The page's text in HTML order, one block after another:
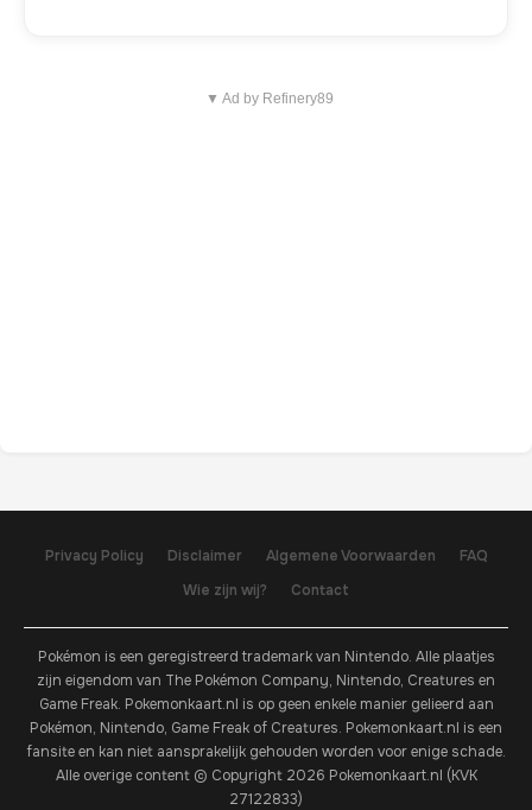
▼ Ad by Refinery89
Privacy Policy Disclaimer Algemene Voorwaarden
FAQ
Wie zijn wij?
Contact
Pokémon is een geregistreerd trademark van Nintendo. Alle plaatjes
zijn eigendom van The Pokémon Company, Nintendo, Creatures en
Game Freak. Pokemonkaart.nl is op geen enkele manier gelieerd aan
Pokémon, Nintendo, Game Freak of Creatures. Pokemonkaart.nl is een
fansite en kan niet aansprakelijk gehouden worden voor enige schade.
Alle overige content © Copyright 2026 Pokemonkaart.nl (KVK
27122833)